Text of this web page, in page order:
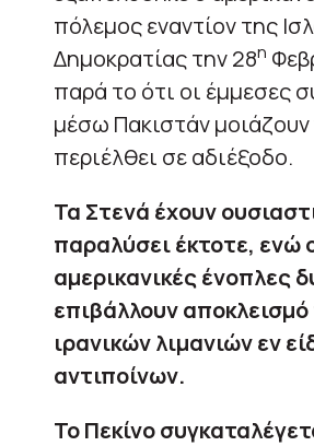
πόλεμος εναντίον της
Δημοκρατίας την 28η
παρά το ότι οι έμμεσες
μέσω Πακιστάν μοιάζουν
περιέλθει σε αδιέξοδο.
Τα Στενά έχουν
παραλύσει έκτοτε, ενώ
αμερικανικές ένοπλες
επιβάλλουν
ιρανικών λιμανιών εν
αντιποίνων.
Το Πεκίνο